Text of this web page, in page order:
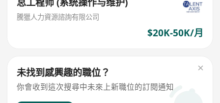
騰獵人力資源諮詢有限公司
$20K-50K/月
未找到感興趣的職位？
你會收到這次搜尋中未來上新職位的訂閱通知